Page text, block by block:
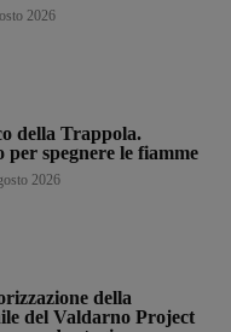
2026
della Trappola.
per spegnere le fiamme
2026
della
del Valdarno Project